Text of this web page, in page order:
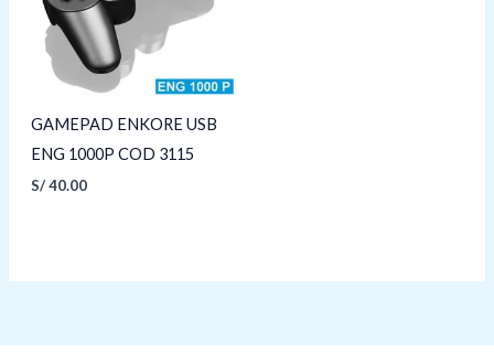
GAMEPAD ENKORE USB
ENG 1000P COD 3115
S/40.00